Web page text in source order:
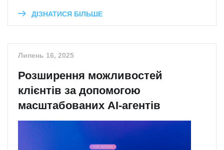
ДІЗНАТИСЯ БІЛЬШЕ
Липень 16, 2025
Розширення можливостей
клієнтів за допомогою
масштабованих AI-агентів